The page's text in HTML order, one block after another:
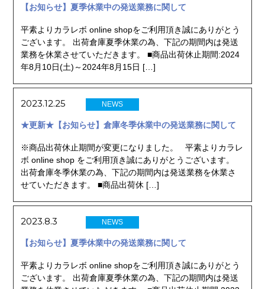
【お知らせ】夏季休業中の発送業務に関して
平素よりカラレボ online shopをご利用頂き誠にありがとう
ございます。 出荷倉庫夏季休業の為、下記の期間内は発送
業務を休業させていただきます。 ■商品出荷休止期間:2024
年8月10日(土)～2024年8月15日 […]
2023.12.25 NEWS
★更新★【お知らせ】倉庫冬季休業中の発送業務に関して
※商品出荷休止期間が変更になりました。 平素よりカラレ
ボ online shop をご利用頂き誠にありがとうございます。
出荷倉庫冬季休業の為、下記の期間内は発送業務を休業さ
せていただきます。 ■商品出荷休 […]
2023.8.3 NEWS
【お知らせ】夏季休業中の発送業務に関して
平素よりカラレボ online shopをご利用頂き誠にありがとう
ございます。 出荷倉庫夏季休業の為、下記の期間内は発送